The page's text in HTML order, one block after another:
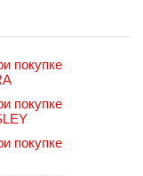
покупке
покупке
покупке